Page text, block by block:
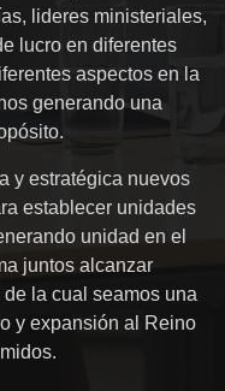
lideres ministeriales,
lucro en diferentes
aspectos en la
generando una
y estratégica nuevos
establecer unidades
unidad en el
juntos alcanzar
la cual seamos una
y expansión al Reino